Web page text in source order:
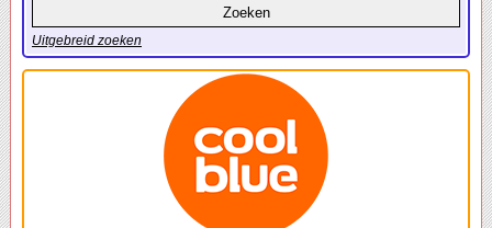
Uitgebreid zoeken